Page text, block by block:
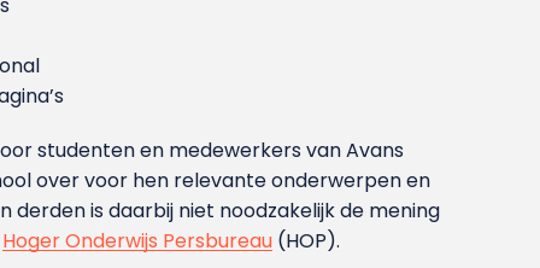
studenten en medewerkers van Avans
over voor hen relevante onderwerpen en
is daarbij niet noodzakelijk de mening
Hoger Onderwijs Persbureau (HOP).